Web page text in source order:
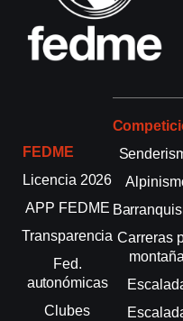
FEDME
Licencia 2026
APP FEDME
Transparencia
Fed.
autonómicas
Clubes
Carreras
montaña